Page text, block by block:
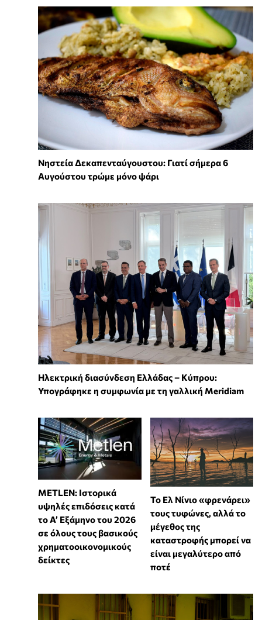
Νηστεία Δεκαπενταύγουστου: Γιατί σήμερα 6
Αυγούστου τρώμε μόνο ψάρι
Ηλεκτρική διασύνδεση Ελλάδας – Κύπρου:
Υπογράφηκε η συμφωνία με τη γαλλική Meridiam
METLEN: Ιστορικά
υψηλές επιδόσεις κατά
το Α’ Εξάμηνο του 2026
σε όλους τους βασικούς
χρηματοοικονομικούς
δείκτες
Το Ελ Νίνιο «φρενάρει»
τους τυφώνες, αλλά το
μέγεθος της
καταστροφής μπορεί να
είναι μεγαλύτερο από
ποτέ